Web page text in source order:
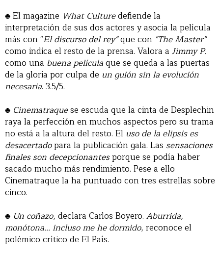
♣ El magazine What Culturedefiende la
interpretación de sus dos actores y asocia la película
más con "El discurso del rey"que con "The Master"
como indica el resto de la prensa. Valora a Jimmy P.
como una buena películaque se queda a las puertas
de la gloria por culpa de un guión sin la evolución
necesaria. 3.5/5.
♣ Cinematraquese escuda que la cinta de Desplechin
raya la perfección en muchos aspectos pero su trama
no está a la altura del resto. El uso de la elipsis es
desacertadopara la publicación gala. Las sensaciones
finales son decepcionantesporque se podía haber
sacado mucho más rendimiento. Pese a ello
Cinematraque la ha puntuado con tres estrellas sobre
cinco.
♣ Un coñazo, declara Carlos Boyero. Aburrida,
monótona... incluso me he dormido, reconoce el
polémico crítico de El País.